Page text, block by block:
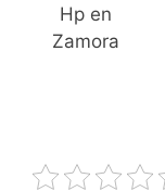
Hp en
Zamora